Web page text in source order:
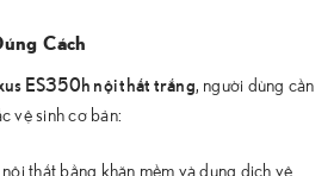
Cách
ES350h nội thất trắng, người dùng cần
vệ sinh cơ bản:
thất bằng khăn mềm và dung dịch vệ